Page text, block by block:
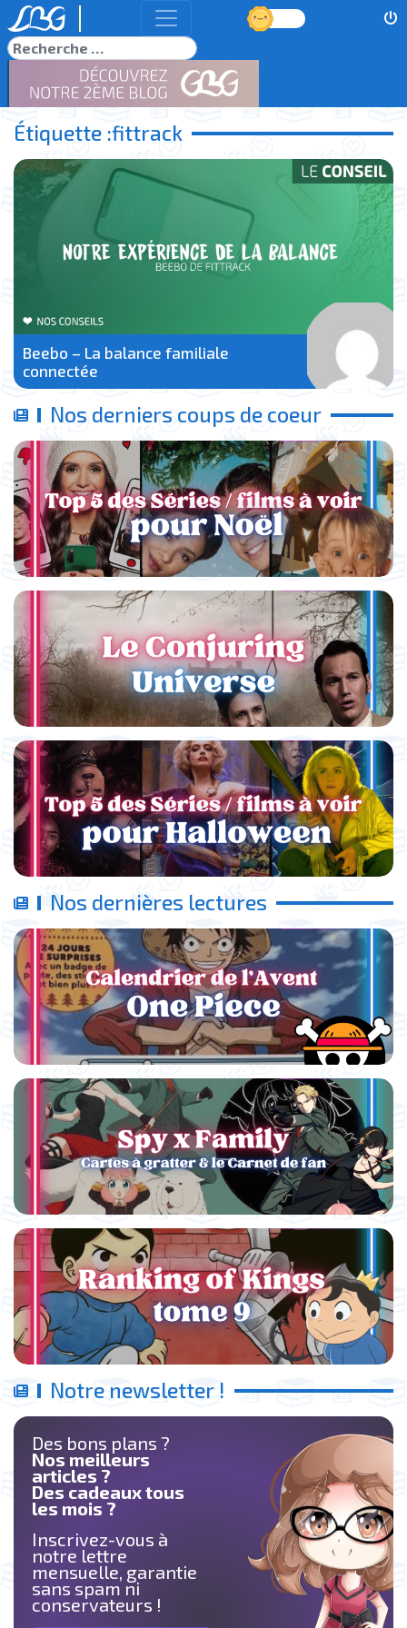
Jour
Rechercher
Étiquette :fittrack
Beebo – La balance familiale
connectée
Nos derniers coups de coeur
Nos dernières lectures
Notre newsletter !
Des bons plans ?
Nos meilleurs
articles ?
Des cadeaux tous
les mois ?
Inscrivez-vous à
notre lettre
mensuelle, garantie
sans spam ni
conservateurs !